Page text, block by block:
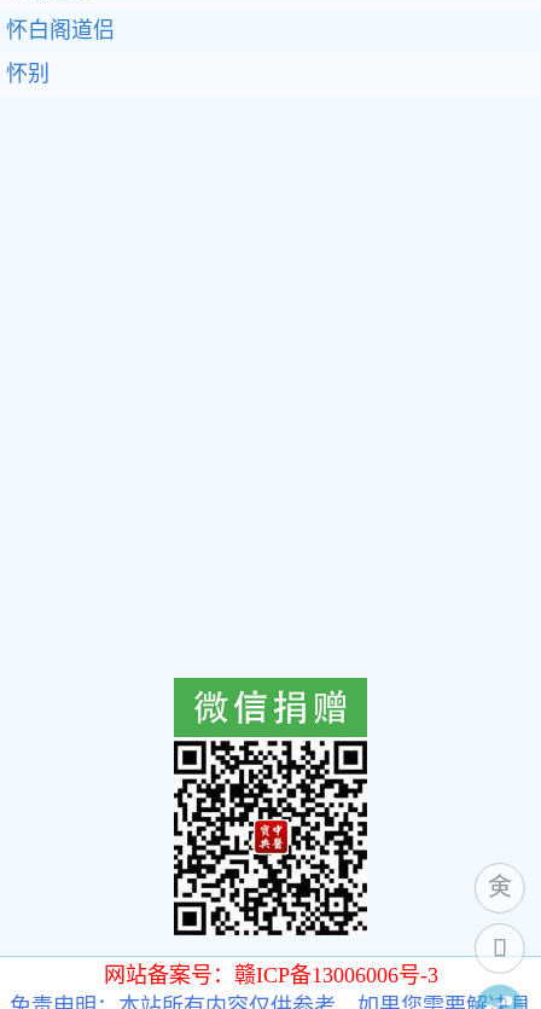
怀白阁道侣
怀别
网站备案号：赣ICP备13006006号-3